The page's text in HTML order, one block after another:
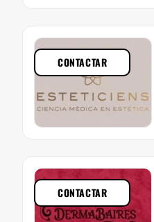
CONTACTAR
CONTACTAR